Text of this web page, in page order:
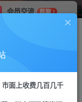
会员交流
群聊
APP下载
Down
面上收费几百几千